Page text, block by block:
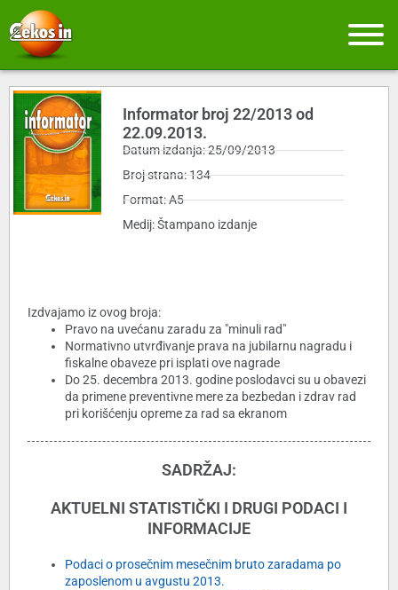
Informator broj 22/2013 od
22.09.2013.
Datum izdanja: 25/09/2013
Broj strana: 134
Format: A5
Medij: Štampano izdanje
Izdvajamo iz ovog broja:
Pravo na uvećanu zaradu za "minuli rad"
Normativno utvrđivanje prava na jubilarnu nagradu i
fiskalne obaveze pri isplati ove nagrade
Do 25. decembra 2013. godine poslodavci su u obavezi
da primene preventivne mere za bezbedan i zdrav rad
pri korišćenju opreme za rad sa ekranom
SADRŽAJ:
AKTUELNI STATISTIČKI I DRUGI PODACI I
INFORMACIJE
Podaci o prosečnim mesečnim bruto zaradama po
zaposlenom u avgustu 2013.